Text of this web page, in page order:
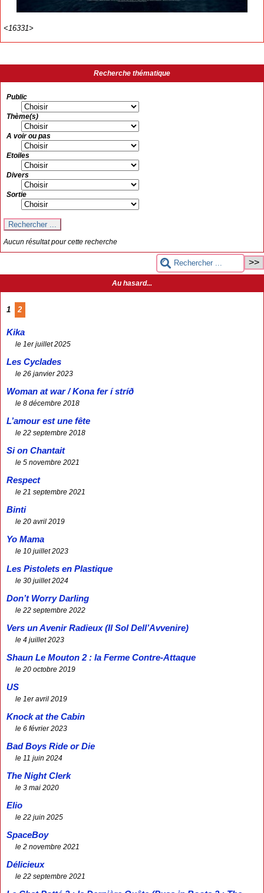
<16331>
Recherche thématique
Public
Thème(s)
A voir ou pas
Etoiles
Divers
Sortie
Aucun résultat pour cette recherche
Au hasard...
1 2
Kika
le 1er juillet 2025
Les Cyclades
le 26 janvier 2023
Woman at war / Kona fer í stríð
le 8 décembre 2018
L’amour est une fête
le 22 septembre 2018
Si on Chantait
le 5 novembre 2021
Respect
le 21 septembre 2021
Binti
le 20 avril 2019
Yo Mama
le 10 juillet 2023
Les Pistolets en Plastique
le 30 juillet 2024
Don’t Worry Darling
le 22 septembre 2022
Vers un Avenir Radieux (Il Sol Dell’Avvenire)
le 4 juillet 2023
Shaun Le Mouton 2 : la Ferme Contre-Attaque
le 20 octobre 2019
US
le 1er avril 2019
Knock at the Cabin
le 6 février 2023
Bad Boys Ride or Die
le 11 juin 2024
The Night Clerk
le 3 mai 2020
Elio
le 22 juin 2025
SpaceBoy
le 2 novembre 2021
Délicieux
le 22 septembre 2021